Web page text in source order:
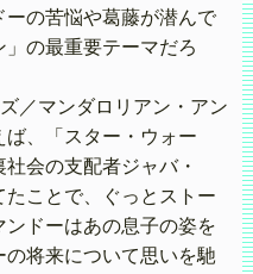
ーの苦悩や葛藤が潜んで
の最重要テーマだろ
／マンダロリアン・アン
ば、「スター・ウォー
会の支配者ジャバ・
ことで、ぐっとストー
ンドーはあの息子の姿を
の将来について思いを馳